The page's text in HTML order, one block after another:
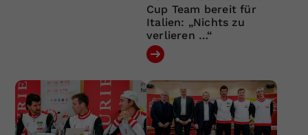
Cup Team bereit für
Italien: „Nichts zu
verlieren …“